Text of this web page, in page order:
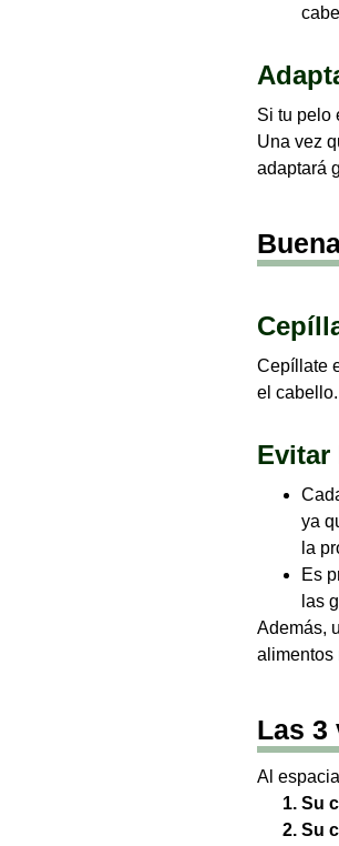
Si tu pelo
Una vez
adaptará
Cepíllate
el
Evitar
ya
la
Es
las
Además,
alimentos
Las 3
Al
Su
Su